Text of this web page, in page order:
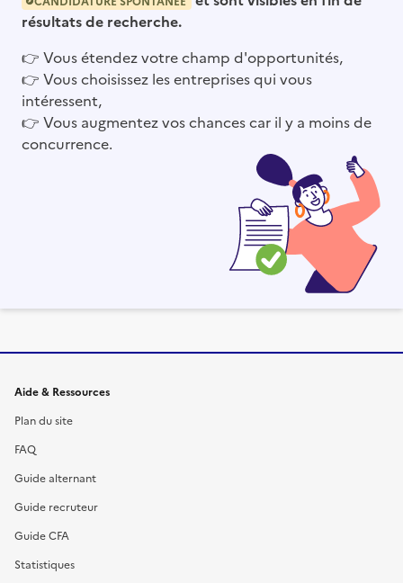
résultats de recherche.
👉 Vous étendez votre champ d'opportunités,
👉 Vous choisissez les entreprises qui vous
intéressent,
👉 Vous augmentez vos chances car il y a moins de
concurrence.
Informations et liens du site
Aide & Ressources
Plan du site
FAQ
Guide alternant
Guide recruteur
Guide CFA
Statistiques